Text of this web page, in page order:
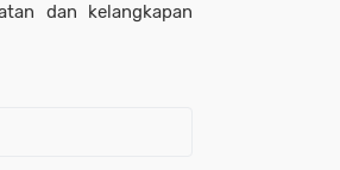
dan kelangkapan